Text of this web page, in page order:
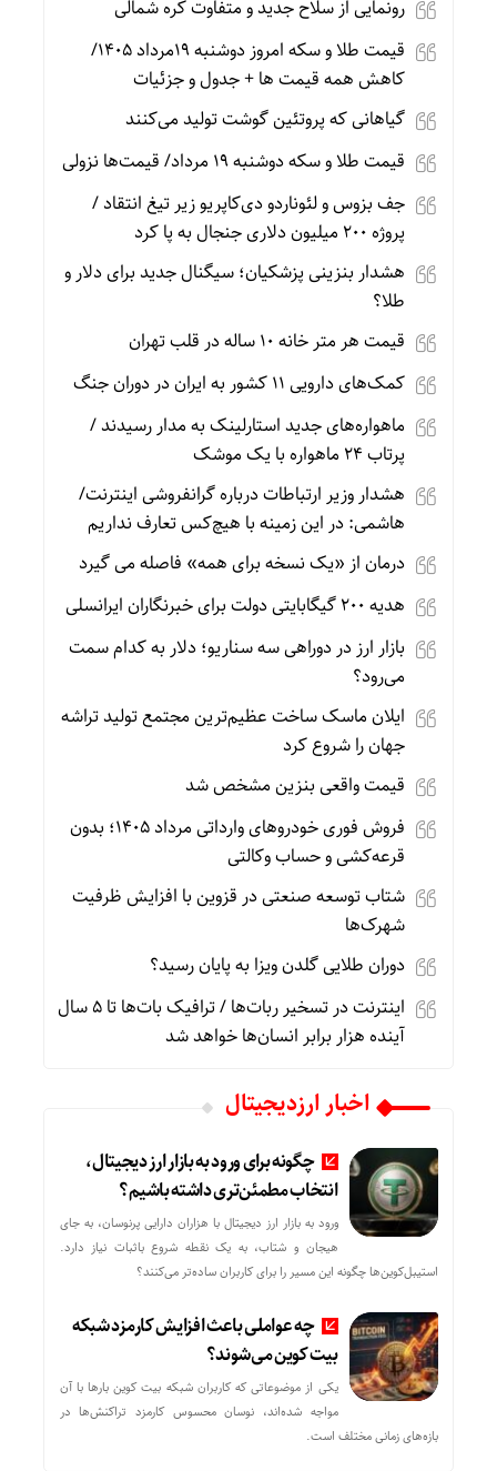
رونمایی از سلاح جدید و متفاوت کره شمالی
قیمت طلا و سکه امروز دوشنبه 19مرداد 1405/
کاهش همه قیمت ها + جدول و جزئیات
گیاهانی که پروتئین گوشت تولید می‌کنند
قیمت طلا و سکه دوشنبه 19 مرداد/ قیمت‌ها نزولی
جف بزوس و لئوناردو دی‌کاپریو زیر تیغ انتقاد /
پروژه ۲۰۰ میلیون دلاری جنجال به پا کرد
هشدار بنزینی پزشکیان؛ سیگنال جدید برای دلار و
طلا؟
قیمت هر متر خانه ۱۰ ساله در قلب تهران
کمک‌های دارویی ۱۱ کشور به ایران در دوران جنگ
ماهواره‌های جدید استارلینک به مدار رسیدند /
پرتاب ۲۴ ماهواره با یک موشک
هشدار وزیر ارتباطات درباره گرانفروشی اینترنت/
هاشمی: در این زمینه با هیچ‌کس تعارف نداریم
درمان از «یک نسخه برای همه» فاصله می گیرد
هدیه ۲۰۰ گیگابایتی دولت برای خبرنگاران ایرانسلی
بازار ارز در دوراهی سه سناریو؛ دلار به کدام سمت
می‌رود؟
ایلان ماسک ساخت عظیم‌ترین مجتمع تولید تراشه
جهان را شروع کرد
قیمت واقعی بنزین مشخص شد
فروش فوری خودروهای وارداتی مرداد ۱۴۰۵؛ بدون
قرعه‌کشی و حساب وکالتی
شتاب توسعه صنعتی در قزوین با افزایش ظرفیت
شهرک‌ها
دوران طلایی گلدن ویزا به پایان رسید؟
اینترنت در تسخیر ربات‌ها / ترافیک بات‌ها تا ۵ سال
آینده هزار برابر انسان‌ها خواهد شد
اخبار ارزدیجیتال
چگونه برای ورود به بازار ارز دیجیتال،
انتخاب مطمئن‌تری داشته باشیم؟
ورود به بازار ارز دیجیتال با هزاران دارایی پرنوسان، به جای
هیجان و شتاب، به یک نقطه شروع باثبات نیاز دارد.
استیبل‌کوین‌ها چگونه این مسیر را برای کاربران ساده‌تر می‌کنند؟
چه عواملی باعث افزایش کارمزد شبکه
بیت کوین می‌شوند؟
یکی از موضوعاتی که کاربران شبکه بیت کوین بارها با آن
مواجه شده‌اند، نوسان محسوس کارمزد تراکنش‌ها در
بازه‌های زمانی مختلف است.